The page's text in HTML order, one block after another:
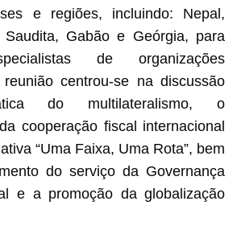
e regiões, incluindo: Nepal,
Saudita, Gabão e Geórgia, para
de organizações
centrou-se na discussão
do multilateralismo, o
cooperação fiscal internacional
“Uma Faixa, Uma Rota”, bem
do serviço da Governança
e a promoção da globalização